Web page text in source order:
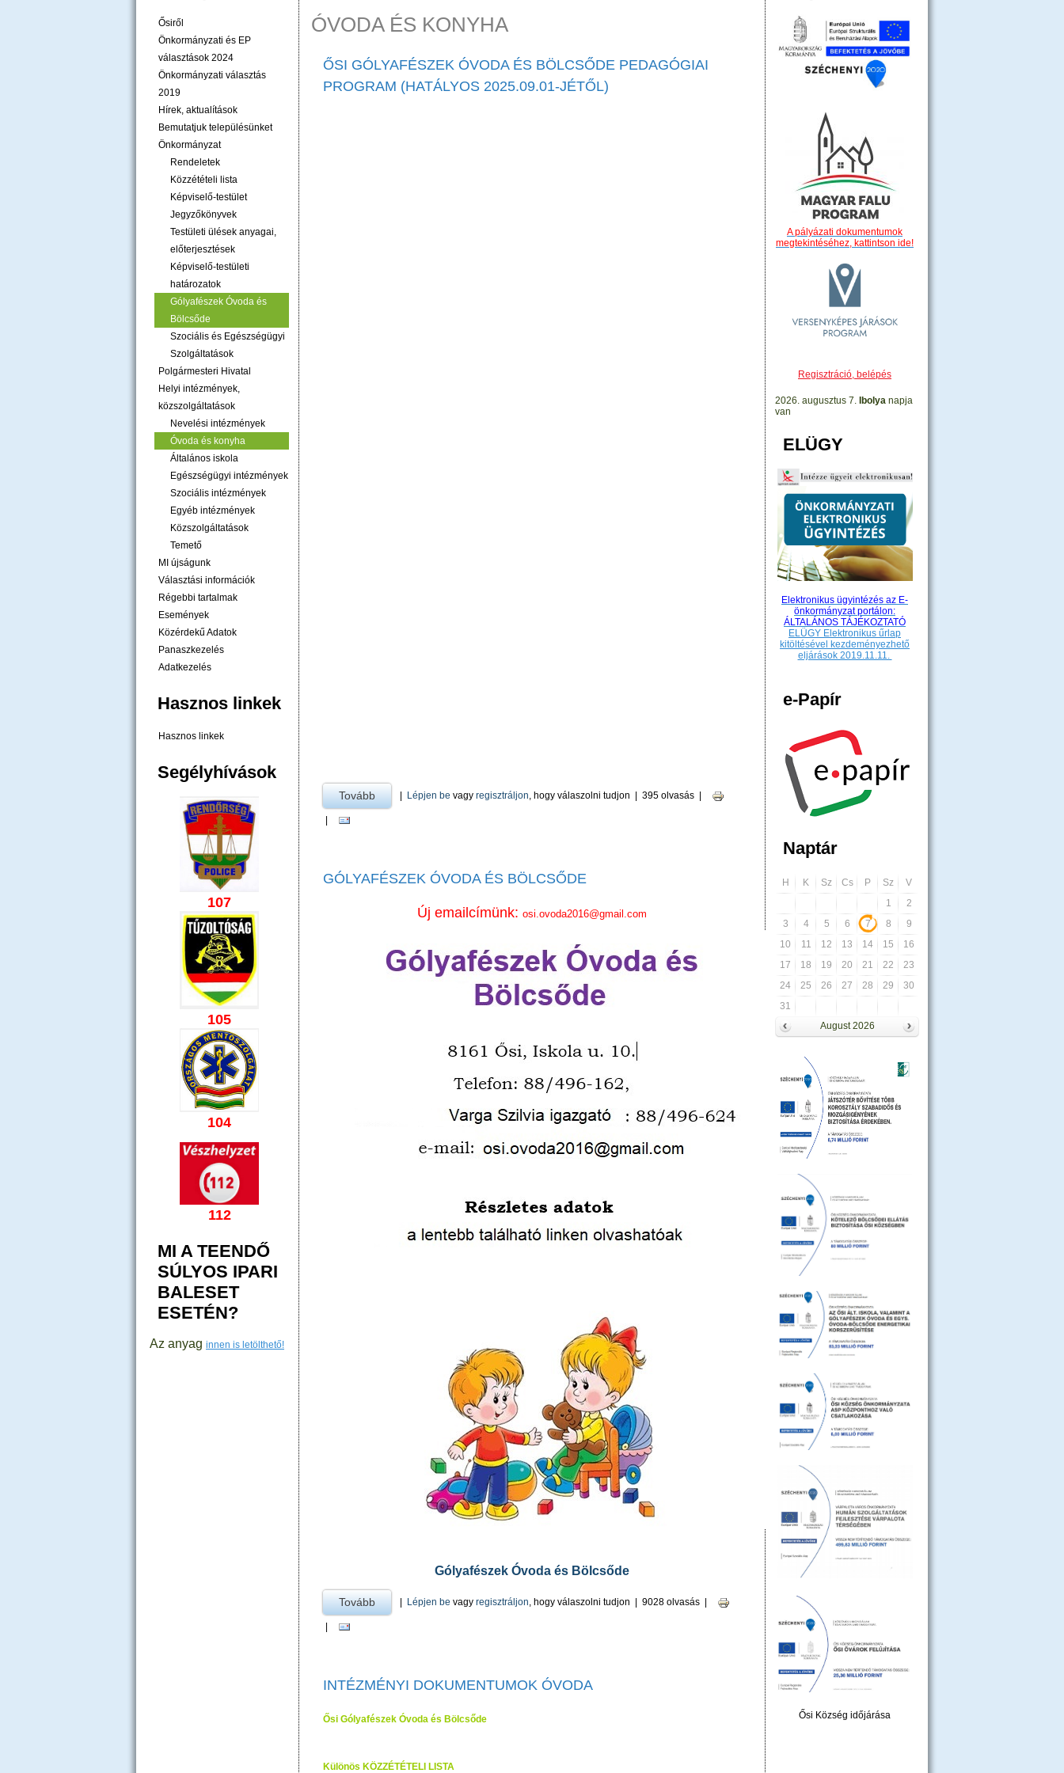
Ősiről
Önkormányzati és EP
választások 2024
Önkormányzati választás
2019
Hírek, aktualítások
Bemutatjuk településünket
Önkormányzat
Rendeletek
Közzétételi lista
Képviselő-testület
Jegyzőkönyvek
Testületi ülések anyagai,
előterjesztések
Képviselő-testületi
határozatok
Gólyafészek Óvoda és
Bölcsőde
Szociális és Egészségügyi
Szolgáltatások
Polgármesteri Hivatal
Helyi intézmények,
közszolgáltatások
Nevelési intézmények
Óvoda és konyha
Általános iskola
Egészségügyi intézmények
Szociális intézmények
Egyéb intézmények
Közszolgáltatások
Temető
MI újságunk
Választási információk
Régebbi tartalmak
Események
Közérdekű Adatok
Panaszkezelés
Adatkezelés
Hasznos linkek
Hasznos linkek
Segélyhívások
107
105
104
112
MI A TEENDŐ
SÚLYOS IPARI
BALESET
ESETÉN?
Az anyag innen is letölthető!
ÓVODA ÉS KONYHA
ŐSI GÓLYAFÉSZEK ÓVODA ÉS BÖLCSŐDE PEDAGÓGIAI
PROGRAM (HATÁLYOS 2025.09.01-JÉTŐL)
Tovább a Ősi Gólyafészek Óvoda És Bölcsőde Pedagógiai Program (Hatályos 2025.09.01-Jétől) -ra
| Lépjen be vagy regisztráljon , hogy válaszolni tudjon | 395 olvasás |
|
GÓLYAFÉSZEK ÓVODA ÉS BÖLCSŐDE
Új emailcímünk: osi.ovoda2016@gmail.com
Gólyafészek Óvoda és Bölcsőde
Tovább a Gólyafészek Óvoda és Bölcsőde -ra
| Lépjen be vagy regisztráljon , hogy válaszolni tudjon | 9028 olvasás |
|
INTÉZMÉNYI DOKUMENTUMOK ÓVODA
Ősi Gólyafészek Óvoda és Bölcsőde
Különös KÖZZÉTÉTELI LISTA
A pályázati dokumentumok
megtekintéséhez, kattintson ide!
Regisztráció, belépés
2026. augusztus 7. Ibolya napja
van
ELÜGY
Elektronikus ügyintézés az E-
önkormányzat portálon:
ÁLTALÁNOS TÁJÉKOZTATÓ
ELÜGY Elektronikus űrlap
kitöltésével kezdeményezhető
eljárások 2019.11.11.
e-Papír
Naptár
H K Sz Cs P Sz
V
1
2
3
4 5 6 7 8
9
10
11 12 13 14 15
16
17
18 19 20 21 22
23
24
25 26 27 28 29
30
31
August 2026
Ősi Község időjárása